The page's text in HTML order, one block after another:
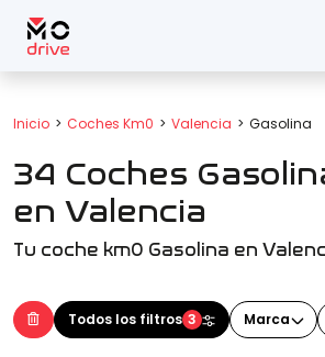
Inicio Coches Km0 Valencia Gasolina
34 Coches
en Valencia
Tu coche km0 Gasolina en
Todos los filtros 3 Marca
Todos los filtros
Marca
(Elige una o varias marcas)
(Elige uno o varios modelos)